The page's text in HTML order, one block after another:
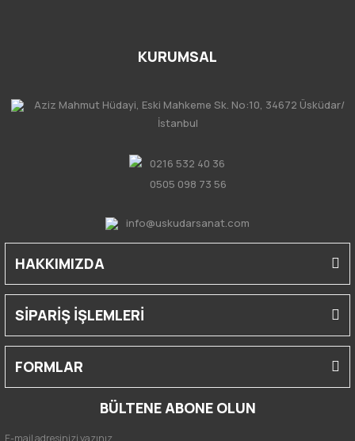
KURUMSAL
Aziz Mahmut Hüdayi, Eski Mahkeme Sk. No:10, 34672 Üsküdar/
İstanbul
0216 532 40 36
0505 098 73 56
info@uskudarsanat.com
HAKKIMIZDA
SİPARİŞ İŞLEMLERİ
FORMLAR
BÜLTENE ABONE OLUN